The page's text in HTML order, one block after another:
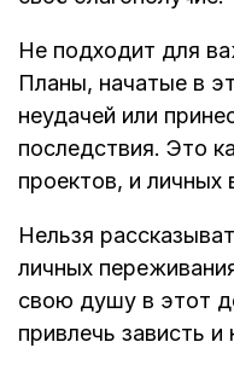
Не подходит для
Планы, начатые в
неудачей или
последствия. Это
проектов, и личных
Нельзя
личных
свою душу в этот
привлечь зависть и